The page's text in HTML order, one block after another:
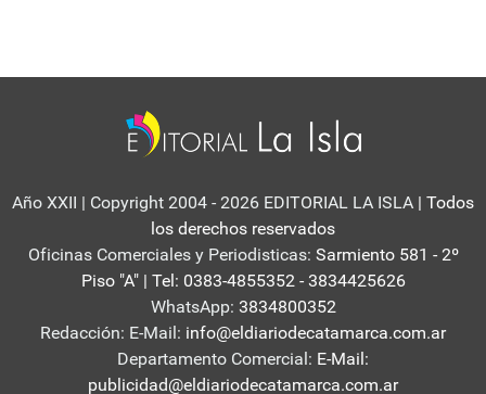
Año XXII | Copyright 2004 - 2026 EDITORIAL LA ISLA | Todos
los derechos reservados
Oficinas Comerciales y Periodisticas: Sarmiento 581 - 2º
Piso "A" | Tel: 0383-4855352 - 3834425626
WhatsApp: 3834800352
Redacción: E-Mail: info@eldiariodecatamarca.com.ar
Departamento Comercial: E-Mail:
publicidad@eldiariodecatamarca.com.ar